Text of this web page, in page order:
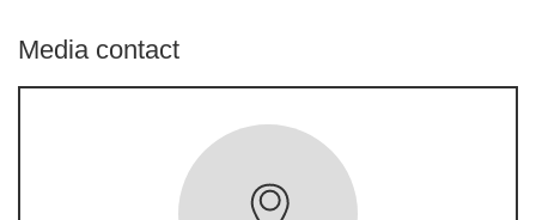
Media contact